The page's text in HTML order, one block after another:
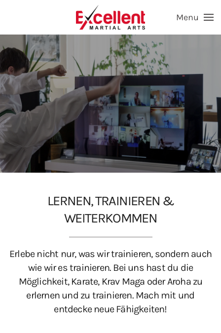
Skip to main content
Menu
LERNEN, TRAINIEREN &
WEITERKOMMEN
Erlebe nicht nur, was wir trainieren, sondern auch
wie wir es trainieren. Bei uns hast du die
Möglichkeit, Karate, Krav Maga oder Aroha zu
erlernen und zu trainieren. Mach mit und
entdecke neue Fähigkeiten!